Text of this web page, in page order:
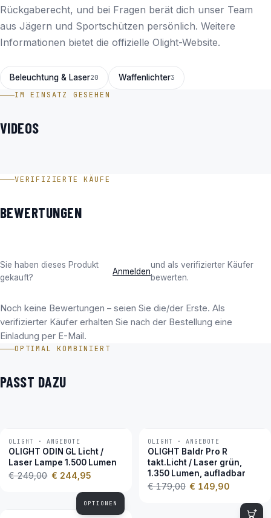
Rückgaberecht, und bei Fragen berät dich unser Team
aus Jägern und Sportschützen persönlich. Weitere
Informationen bietet die offizielle Olight-Website.
Beleuchtung & Laser20 Waffenlichter3
IM EINSATZ GESEHEN
VIDEOS
VERIFIZIERTE KÄUFE
BEWERTUNGEN
Sie haben dieses Produkt
gekauft?
Anmelden
und als verifizierter Käufer
bewerten.
Noch keine Bewertungen – seien Sie die/der Erste. Als
verifizierter Käufer erhalten Sie nach der Bestellung eine
Einladung per E-Mail.
OPTIMAL KOMBINIERT
PASST DAZU
−2 %
OLIGHT · ANGEBOTE
OLIGHT ODIN GL Licht /
Laser Lampe 1.500 Lumen
€249,00 € 244,95
OPTIONEN
−16 %
OLIGHT · ANGEBOTE
OLIGHT Baldr Pro R
takt.Licht / Laser grün,
1.350 Lumen, aufladbar
€179,00 € 149,90